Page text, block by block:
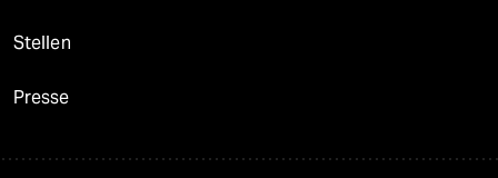
Stellen
Presse